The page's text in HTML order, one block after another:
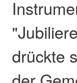
drückte